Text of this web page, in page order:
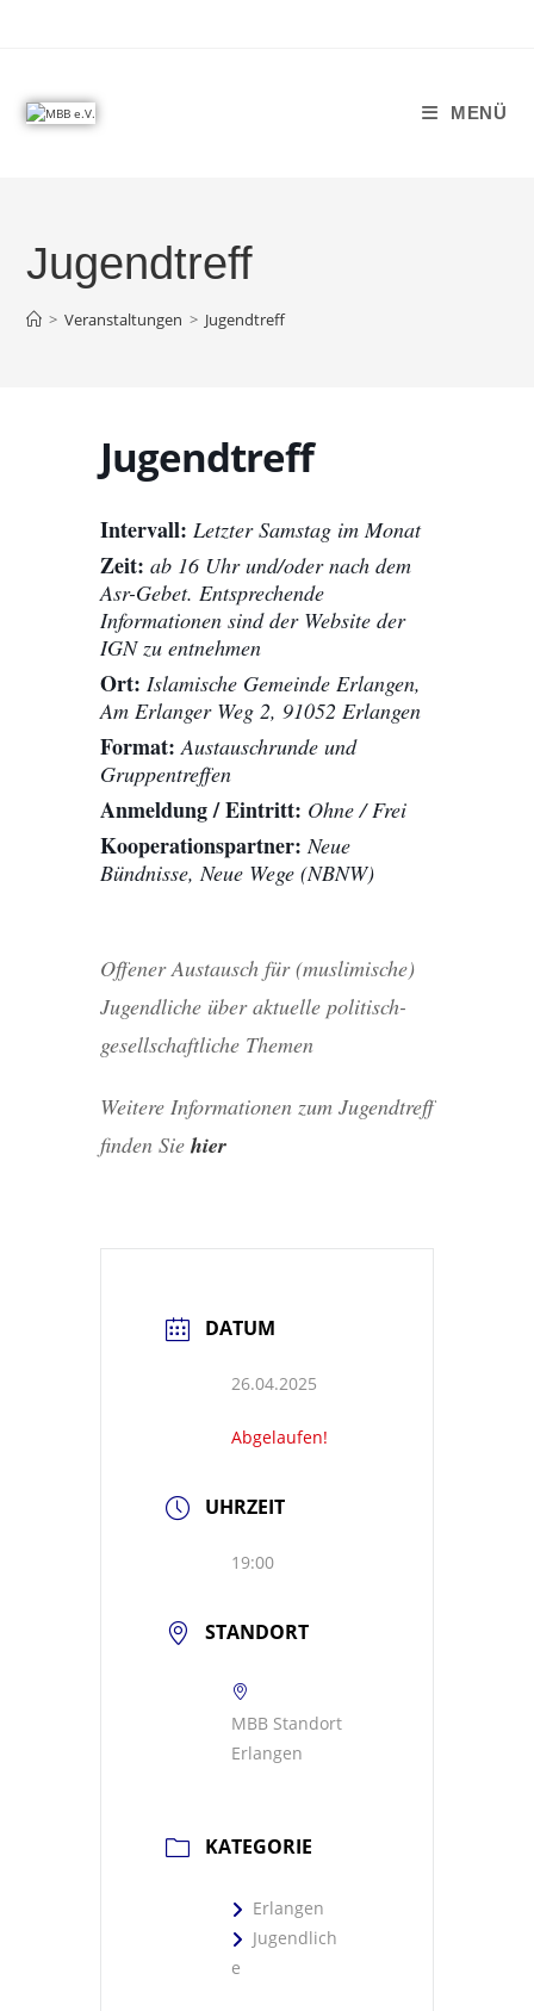
MENÜ
Jugendtreff
> Veranstaltungen > Jugendtreff
Jugendtreff
Intervall: Letzter Samstag im Monat
Zeit: ab 16 Uhr und/oder nach dem
Asr-Gebet. Entsprechende
Informationen sind der Website der
IGN zu entnehmen
Ort: Islamische Gemeinde Erlangen,
Am Erlanger Weg 2, 91052 Erlangen
Format: Austauschrunde und
Gruppentreffen
Anmeldung / Eintritt: Ohne / Frei
Kooperationspartner: Neue
Bündnisse, Neue Wege (NBNW)
Offener Austausch für (muslimische)
Jugendliche über aktuelle politisch-
gesellschaftliche Themen
Weitere Informationen zum Jugendtreff
finden Sie hier
DATUM
26.04.2025
Abgelaufen!
UHRZEIT
19:00
STANDORT
MBB Standort
Erlangen
KATEGORIE
Erlangen
Jugendlich
e